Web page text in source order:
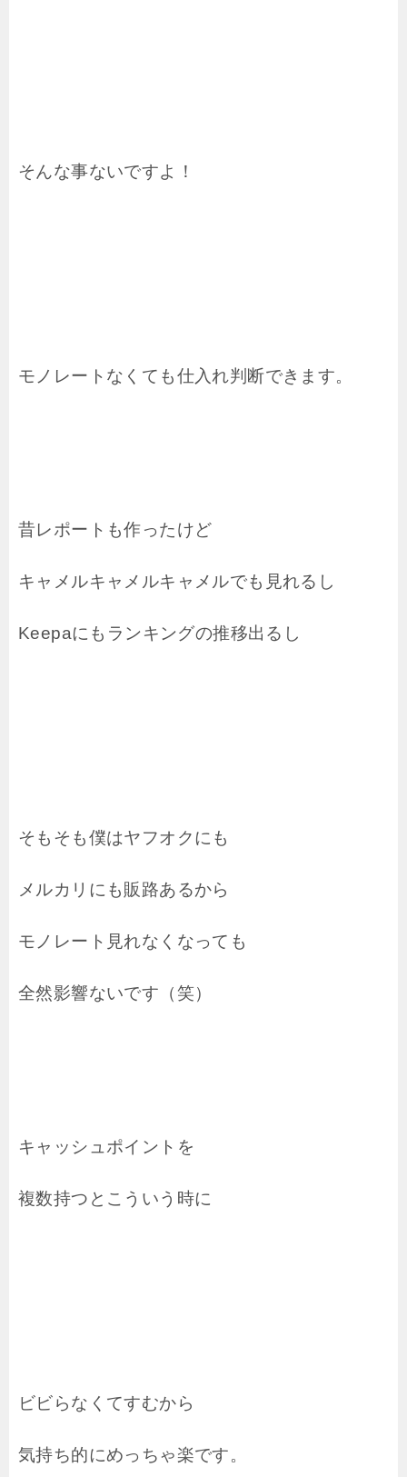
そんな事ないですよ！
モノレートなくても仕入れ判断できます。
昔レポートも作ったけど
キャメルキャメルキャメルでも見れるし
Keepaにもランキングの推移出るし
そもそも僕はヤフオクにも
メルカリにも販路あるから
モノレート見れなくなっても
全然影響ないです（笑）
キャッシュポイントを
複数持つとこういう時に
ビビらなくてすむから
気持ち的にめっちゃ楽です。